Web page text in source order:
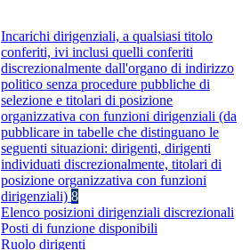
Incarichi dirigenziali, a qualsiasi titolo
conferiti, ivi inclusi quelli conferiti
discrezionalmente dall'organo di indirizzo
politico senza procedure pubbliche di
selezione e titolari di posizione
organizzativa con funzioni dirigenziali (da
pubblicare in tabelle che distinguano le
seguenti situazioni: dirigenti, dirigenti
individuati discrezionalmente, titolari di
posizione organizzativa con funzioni
dirigenziali) 8
Elenco posizioni dirigenziali discrezionali
Posti di funzione disponibili
Ruolo dirigenti